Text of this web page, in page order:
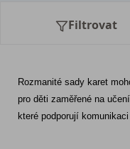
Filtrovat
Rozmanité sady karet
pro děti zaměřené na
které podporují